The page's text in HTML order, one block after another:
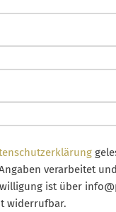
verarbeitet
ist über
widerrufbar.